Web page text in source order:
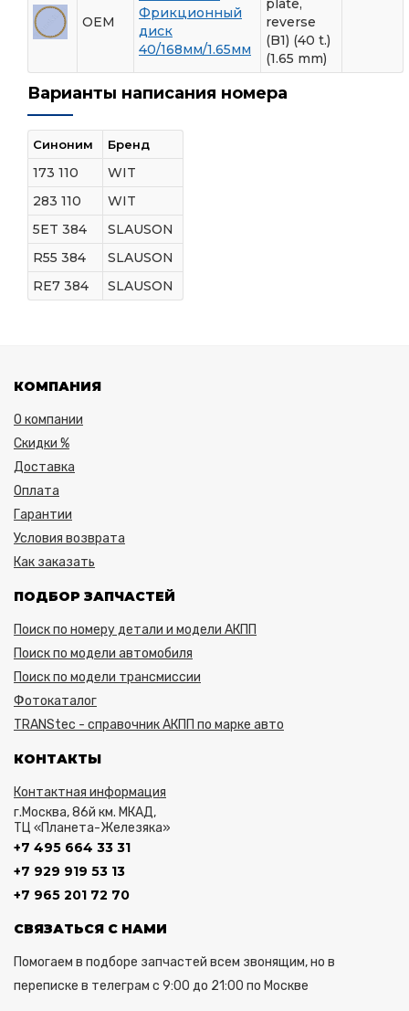
OEM
Фрикционный
диск
40/168мм/1.65мм
plate,
reverse
(B1) (40 t.)
(1.65 mm)
Варианты написания номера
Синоним Бренд
173 110
WIT
283 110
WIT
5ET 384
SLAUSON
R55 384
SLAUSON
RE7 384
SLAUSON
КОМПАНИЯ
О компании
Скидки %
Доставка
Оплата
Гарантии
Условия возврата
Как заказать
ПОДБОР ЗАПЧАСТЕЙ
Поиск по номеру детали и модели АКПП
Поиск по модели автомобиля
Поиск по модели трансмиссии
Фотокаталог
TRANStec - справочник АКПП по марке авто
КОНТАКТЫ
Контактная информация
г.Москва, 86й км. МКАД,
ТЦ «Планета-Железяка»
+7 495 664 33 31
+7 929 919 53 13
+7 965 201 72 70
СВЯЗАТЬСЯ С НАМИ
Помогаем в подборе запчастей всем звонящим, но в
переписке в телеграм с 9:00 до 21:00 по Москве